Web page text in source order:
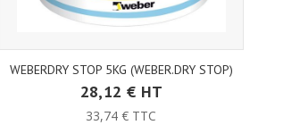
WEBERDRY STOP 5KG (WEBER.DRY STOP)
28,12 € HT
33,74 € TTC